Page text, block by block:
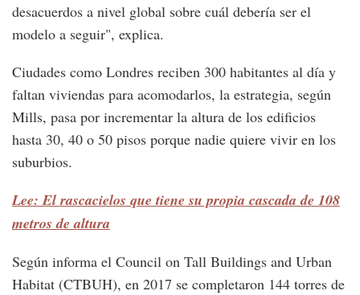
desacuerdos a nivel global sobre cuál debería ser el
modelo a seguir", explica.
Ciudades como Londres reciben 300 habitantes al día y
faltan viviendas para acomodarlos, la estrategia, según
Mills, pasa por incrementar la altura de los edificios
hasta 30, 40 o 50 pisos porque nadie quiere vivir en los
suburbios.
Lee: El rascacielos que tiene su propia cascada de 108
metros de altura
Según informa el Council on Tall Buildings and Urban
Habitat (CTBUH), en 2017 se completaron 144 torres de